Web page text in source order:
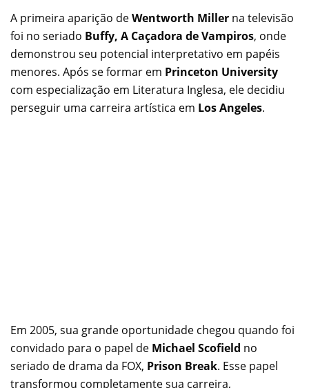
A primeira aparição deWentworth Miller na televisão
foi no seriado Buffy, A Caçadora de Vampiros, onde
demonstrou seu potencial interpretativo em papéis
menores. Após se formar em Princeton University
com especialização em Literatura Inglesa, ele decidiu
perseguir uma carreira artística em Los Angeles.
Em 2005, sua grande oportunidade chegou quando foi
convidado para o papel de Michael Scofield no
seriado de drama da FOX, Prison Break. Esse papel
transformou completamente sua carreira,